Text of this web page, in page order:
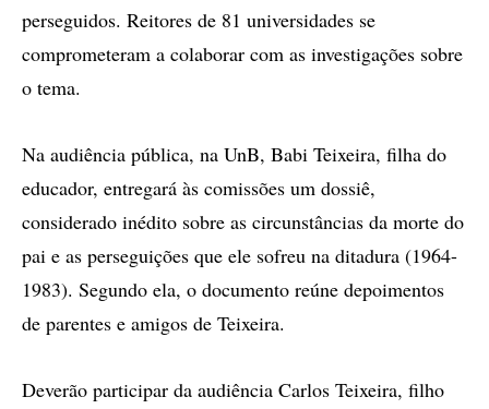
perseguidos. Reitores de 81 universidades se
comprometeram a colaborar com as investigações sobre
o tema.
Na audiência pública, na UnB, Babi Teixeira, filha do
educador, entregará às comissões um dossiê,
considerado inédito sobre as circunstâncias da morte do
pai e as perseguições que ele sofreu na ditadura (1964-
1983). Segundo ela, o documento reúne depoimentos
de parentes e amigos de Teixeira.
Deverão participar da audiência Carlos Teixeira, filho